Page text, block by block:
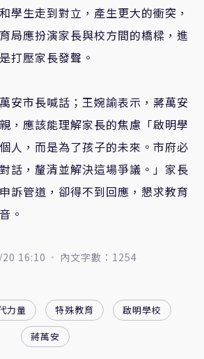
學生走到對立，產生更大的衝突，
局應扮演家長與校方間的橋樑，進
打壓家長發聲。
安市長喊話；王婉諭表示，蔣萬安
，應該能理解家長的焦慮「啟明學
人，而是為了孩子的未來。市府必
話，釐清並解決這場爭議。」家長
訴管道，卻得不到回應，懇求教育
。
16:10 內文字數：1254
力量 特殊教育
啟明學校
蔣萬安